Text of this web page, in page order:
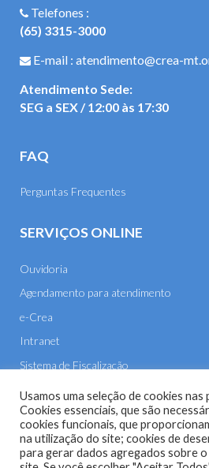
Telefones :
(65) 3315-3000
E-mail : atendimento@crea-
Atendimento Sede:
SEG a SEX / 12:00 às 17:30
FAQ
Perguntas Frequentes
SERVIÇOS ONLINE
Ouvidoria
Agendamento para atendimento
e-Crea
Intranet
Sistema de Fiscalização
E-mail
Usamos uma seleção de cookies nas
Cookies essenciais, que são
cookies funcionais, que
na utilização do site; cookies de
para gerar dados agregados sobre